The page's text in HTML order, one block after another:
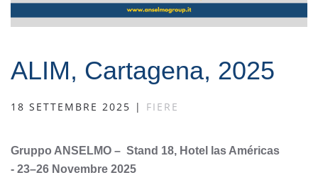
ALIM, Cartagena, 2025
18 SETTEMBRE 2025 | FIERE
Gruppo ANSELMO – Stand 18, Hotel las Américas
- 23–26 Novembre 2025